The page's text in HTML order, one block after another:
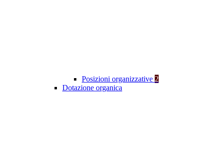
Posizioni organizzative 2
Dotazione organica